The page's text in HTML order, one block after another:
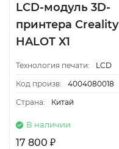
LCD-модуль 3D-
принтера Creality
HALOT X1
Технология печати:
LCD
Код произв:
4004080018
Страна:
Китай
В наличии
17 800 ₽